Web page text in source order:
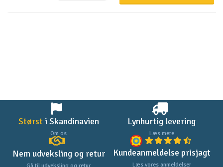
Størsti Skandinavien
Om os
Lynhurtig levering
Læs mere
Nem udveksling og retur Kundeanmeldelse prisjagt
Læs vores anmeldelser